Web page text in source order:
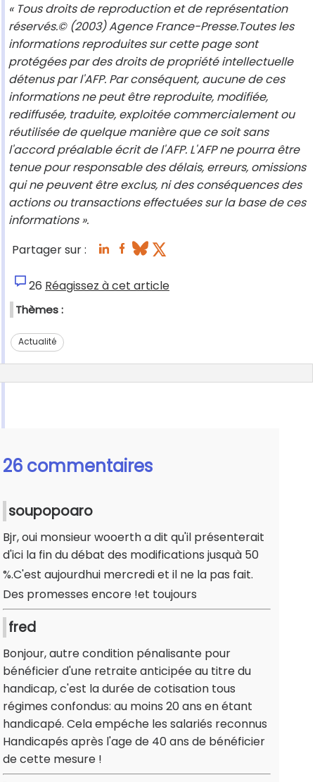
« Tous droits de reproduction et de représentation
réservés.© (2003) Agence France-Presse.Toutes les
informations reproduites sur cette page sont
protégées par des droits de propriété intellectuelle
détenus par l'AFP. Par conséquent, aucune de ces
informations ne peut être reproduite, modifiée,
rediffusée, traduite, exploitée commercialement ou
réutilisée de quelque manière que ce soit sans
l'accord préalable écrit de l'AFP. L'AFP ne pourra être
tenue pour responsable des délais, erreurs, omissions
qui ne peuvent être exclus, ni des conséquences des
actions ou transactions effectuées sur la base de ces
informations ».
Partager sur :
26 Réagissez à cet article
Thèmes :
Actualité
26 commentaires
soupopoaro
Bjr, oui monsieur wooerth a dit qu'il présenterait
d'ici la fin du débat des modifications jusquà 50
%.C'est aujourdhui mercredi et il ne la pas fait.
Des promesses encore !et toujours
fred
Bonjour, autre condition pénalisante pour
bénéficier d'une retraite anticipée au titre du
handicap, c'est la durée de cotisation tous
régimes confondus: au moins 20 ans en étant
handicapé. Cela empéche les salariés reconnus
Handicapés après l'age de 40 ans de bénéficier
de cette mesure !